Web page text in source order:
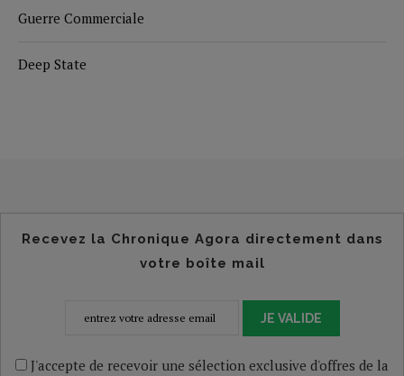
Guerre Commerciale
Deep State
Recevez la Chronique Agora directement dans
votre boîte mail
JE VALIDE
J'accepte de recevoir une sélection exclusive d'offres de la